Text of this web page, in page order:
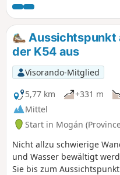
einfach zu folgen und
gesamten Strecke
Landschaften sind
erinnern stellenweise an
Von oben werden Sie die
zu schätzen wissen! Eine
Wanderung, ideal, um eine
einzigartige Naturkulisse
Aussichtspunkt
der K54 aus
Visorando-Mitglied
5,77 km
+331 m
Mittel
Start in Mogán
Nicht allzu schwierige
und Wasser bewältigt
Sie bis zum